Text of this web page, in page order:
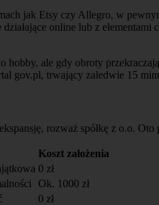
jak Etsy czy Allegro, w
online lub z
ale gdy obroty
gov.pl, trwający zaledwie 15
rozważ spółkę z o.o. Oto
Koszt założenia
0 zł
Ok. 1000 zł
0 zł